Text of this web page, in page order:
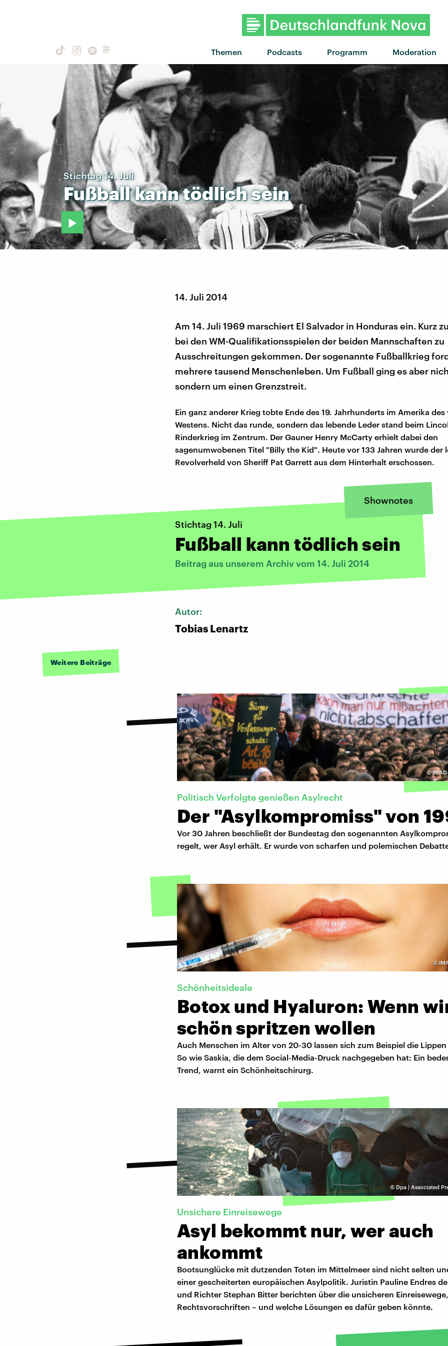
Themen Podcasts Programm Moderation
"Swim shirt" von kids
Stichtag 14. Juli
Fußballkanntödlichsein
14. Juli 2014
Am 14. Juli 1969 marschiert El Salvador in Honduras ein. Kurz
bei den WM-Qualifikationsspielen der beiden Mannschaften zu
Ausschreitungen gekommen. Der sogenannte Fußballkrieg
mehrere tausend Menschenleben. Um Fußball ging es aber
sondern um einen Grenzstreit.
Ein ganz anderer Krieg tobte Ende des 19. Jahrhunderts im Amerika des
Westens. Nicht das runde, sondern das lebende Leder stand beim
Rinderkrieg im Zentrum. Der Gauner Henry McCarty erhielt dabei den
sagenumwobenen Titel "Billy the Kid". Heute vor 133 Jahren wurde der
Revolverheld von Sheriff Pat Garrett aus dem Hinterhalt erschossen.
Shownotes
Stichtag 14. Juli
Fußball kann tödlich sein
Beitrag aus unserem Archiv vom 14. Juli 2014
Autor:
Tobias Lenartz
Weitere Beiträge
©
Politisch Verfolgte genießen Asylrecht
Der "Asylkompromiss" von
Vor 30 Jahren beschließt der Bundestag den sogenannten
regelt, wer Asyl erhält. Er wurde von scharfen und polemischen
©
Schönheitsideale
Botox und Hyaluron: Wenn
schön spritzen wollen
Auch Menschen im Alter von 20-30 lassen sich zum Beispiel die
So wie Saskia, die dem Social-Media-Druck nachgegeben hat: Ein
Trend, warnt ein Schönheitschirurg.
© Dpa | Associated
Unsichere Einreisewege
Asyl bekommt nur, wer auch
ankommt
Bootsunglücke mit dutzenden Toten im Mittelmeer sind nicht selten
einer gescheiterten europäischen Asylpolitik. Juristin Pauline Endres
und Richter Stephan Bitter berichten über die unsicheren
Rechtsvorschriften – und welche Lösungen es dafür geben könnte.